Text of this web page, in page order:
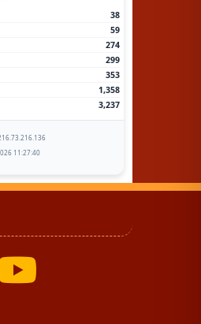
38
59
274
299
353
1,358
3,237
11:27:40